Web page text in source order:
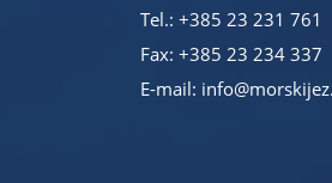
Tel.: +385 23 231 761
Fax: +385 23 234 337
E-mail: